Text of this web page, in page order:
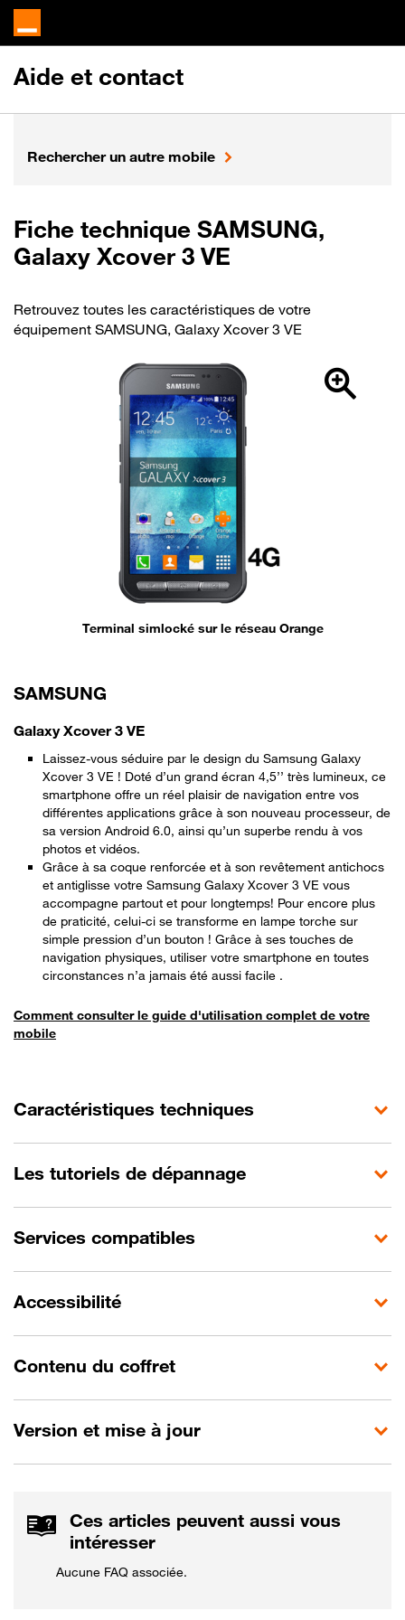
Aide et contact
Rechercher un autre mobile
Fiche technique SAMSUNG,
Galaxy Xcover 3 VE
Retrouvez toutes les caractéristiques de votre
équipement SAMSUNG, Galaxy Xcover 3 VE
Terminal simlocké sur le réseau Orange
SAMSUNG
Galaxy Xcover 3 VE
Laissez-vous séduire par le design du Samsung Galaxy
Xcover 3 VE ! Doté d’un grand écran 4,5’’ très lumineux, ce
smartphone offre un réel plaisir de navigation entre vos
différentes applications grâce à son nouveau processeur, de
sa version Android 6.0, ainsi qu’un superbe rendu à vos
photos et vidéos.
Grâce à sa coque renforcée et à son revêtement antichocs
et antiglisse votre Samsung Galaxy Xcover 3 VE vous
accompagne partout et pour longtemps! Pour encore plus
de praticité, celui-ci se transforme en lampe torche sur
simple pression d’un bouton ! Grâce à ses touches de
navigation physiques, utiliser votre smartphone en toutes
circonstances n’a jamais été aussi facile .
Comment consulter le guide d'utilisation complet de votre
mobile
Caractéristiques techniques
Les tutoriels de dépannage
Services compatibles
Accessibilité
Contenu du coffret
Version et mise à jour
Ces articles peuvent aussi vous
intéresser
Aucune FAQ associée.